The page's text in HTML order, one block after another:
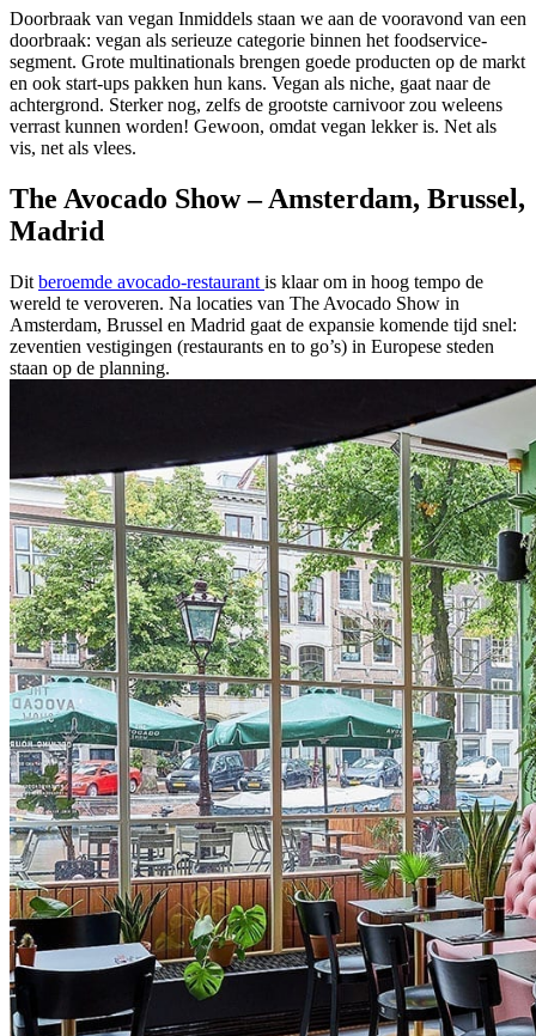
Doorbraak van vegan Inmiddels staan we aan de vooravond van een
doorbraak: vegan als serieuze categorie binnen het foodservice-
segment. Grote multinationals brengen goede producten op de markt
en ook start-ups pakken hun kans. Vegan als niche, gaat naar de
achtergrond. Sterker nog, zelfs de grootste carnivoor zou weleens
verrast kunnen worden! Gewoon, omdat vegan lekker is. Net als
vis, net als vlees.
The Avocado Show – Amsterdam, Brussel,
Madrid
Dit beroemde avocado-restaurant is klaar om in hoog tempo de
wereld te veroveren. Na locaties van The Avocado Show in
Amsterdam, Brussel en Madrid gaat de expansie komende tijd snel:
zeventien vestigingen (restaurants en to go’s) in Europese steden
staan op de planning.